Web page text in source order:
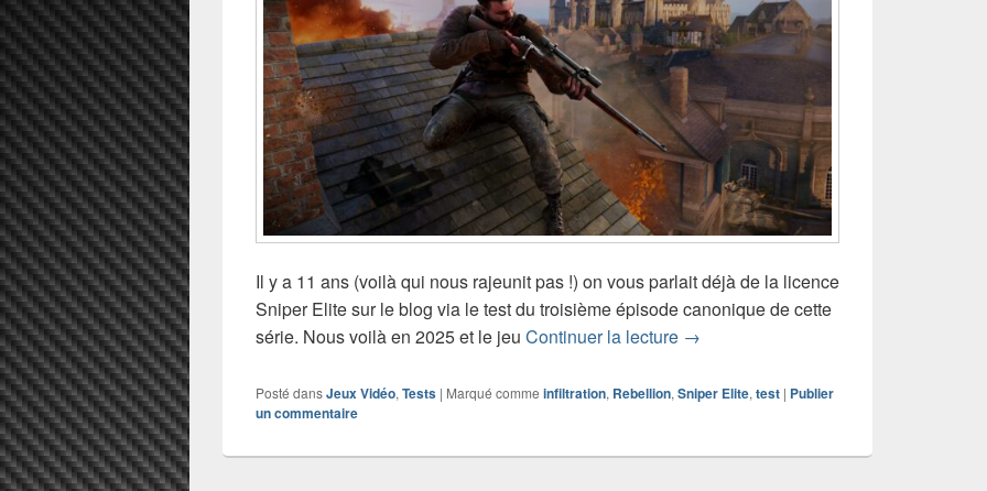
Il y a 11 ans (voilà qui nous rajeunit pas !) on vous parlait déjà de la licence
Sniper Elite sur le blog via le test du troisième épisode canonique de cette
série. Nous voilà en 2025 et le jeu Continuer la lecture Test de Sniper Elite: Resistance
→
Posté dansJeux Vidéo, Tests | Marqué comme infiltration, Rebellion, Sniper Elite, test | Publier
un commentaire